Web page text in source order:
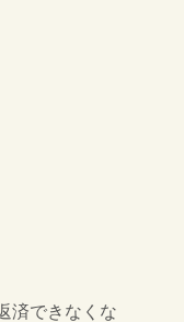
済できなくな